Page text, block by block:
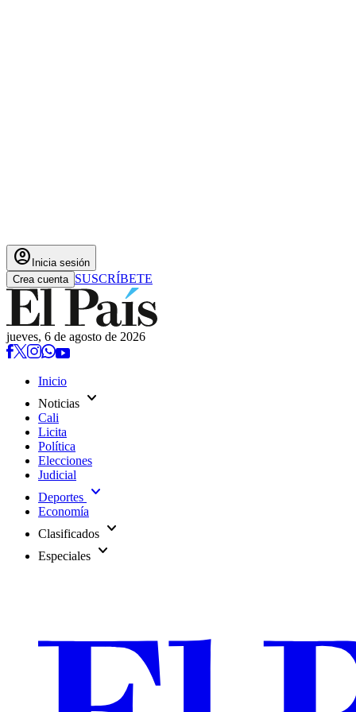
account_circle Inicia sesión
Crea cuenta SUSCRÍBETE
jueves, 6 de agosto de 2026
Inicio
Noticias expand_more
Cali
Licita
Política
Elecciones
Judicial
Deportes expand_more
Economía
Clasificados expand_more
Especiales expand_more